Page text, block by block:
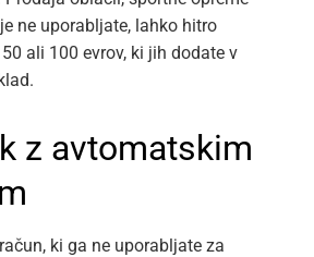
ne uporabljate, lahko hitro
ali 100 evrov, ki jih dodate v
z avtomatskim
ki ga ne uporabljate za